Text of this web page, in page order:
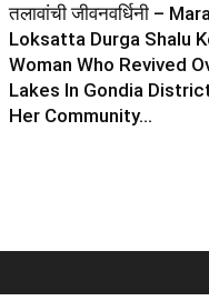
तलावांची जीवनवर्धिनी –
Loksatta Durga Shalu
Woman Who Revived
Lakes In Gondia
Her Community...